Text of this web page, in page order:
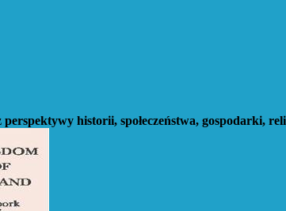
historii, społeczeństwa, gospodarki,